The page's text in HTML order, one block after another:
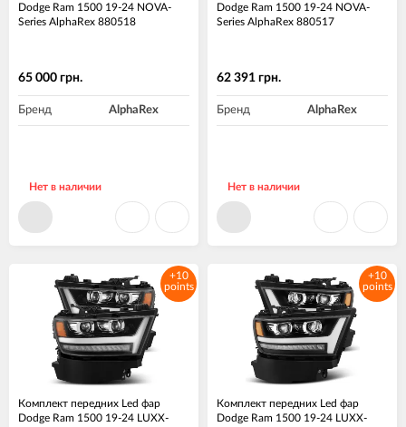
Dodge Ram 1500 19-24 NOVA-
Series AlphaRex 880518
65 000 грн.
Бренд AlphaRex
Нет в наличии
Dodge Ram 1500 19-24 NOVA-
Series AlphaRex 880517
62 391 грн.
Бренд AlphaRex
Нет в наличии
+10
points
Комплект передних Led фар
Dodge Ram 1500 19-24 LUXX-
+10
points
Комплект передних Led фар
Dodge Ram 1500 19-24 LUXX-